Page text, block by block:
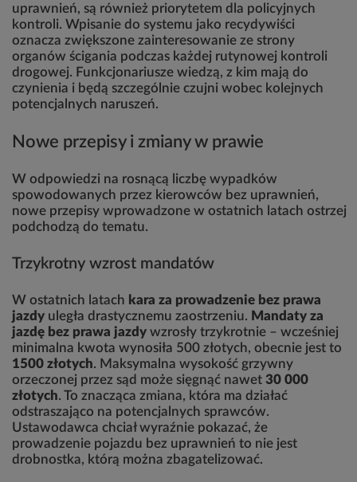
uprawnień, są również priorytetem dla policyjnych
kontroli. Wpisanie do systemu jako recydywiści
oznacza zwiększone zainteresowanie ze strony
organów ścigania podczas każdej rutynowej kontroli
drogowej. Funkcjonariusze wiedzą, z kim mają do
czynienia i będą szczególnie czujni wobec kolejnych
potencjalnych naruszeń.
Nowe przepisy i zmiany w prawie
W odpowiedzi na rosnącą liczbę wypadków
spowodowanych przez kierowców bez uprawnień,
nowe przepisy wprowadzone w ostatnich latach ostrzej
podchodzą do tematu.
Trzykrotny wzrost mandatów
W ostatnich latach kara za prowadzenie bez prawa
jazdy uległa drastycznemu zaostrzeniu. Mandaty za
jazdę bez prawa jazdy wzrosły trzykrotnie – wcześniej
minimalna kwota wynosiła 500 złotych, obecnie jest to
1500 złotych. Maksymalna wysokość grzywny
orzeczonej przez sąd może sięgnąć nawet 30 000
złotych. To znacząca zmiana, która ma działać
odstraszająco na potencjalnych sprawców.
Ustawodawca chciał wyraźnie pokazać, że
prowadzenie pojazdu bez uprawnień to nie jest
drobnostka, którą można zbagatelizować.